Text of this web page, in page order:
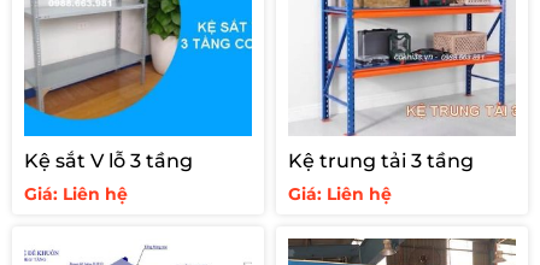
Kệ sắt V lỗ 3 tầng
Giá: Liên hệ
Kệ trung tải 3 tầng
Giá: Liên hệ